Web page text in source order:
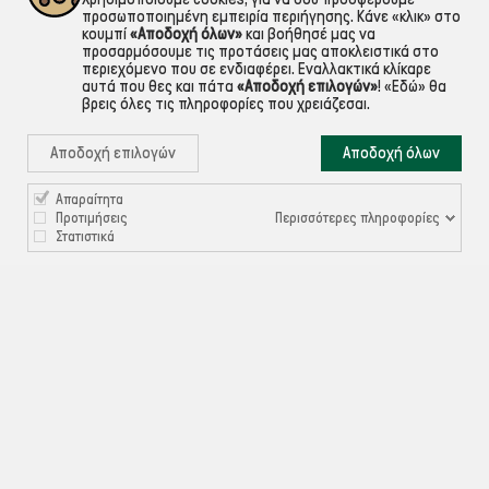
ΠΛΗΡΟΦΟΡΙΕΣ 
ΧΡΉΣΙΜΑ 
προσωποποιημένη εμπειρία περιήγησης. Κάνε «κλικ» στο
κουμπί«Αποδοχή όλων»και βοήθησέ μας να
προσαρμόσουμε τις προτάσεις μας αποκλειστικά στο
περιεχόμενο που σε ενδιαφέρει. Εναλλακτικά κλίκαρε
αυτά που θες και πάτα «Αποδοχή επιλογών»! «Εδώ» θα
βρεις όλες τις πληροφορίες που χρειάζεσαι.
Αποδοχή επιλογών Αποδοχή όλων
Απαραίτητα
Προτιμήσεις
Στατιστικά
Περισσότερες πληροφορίες